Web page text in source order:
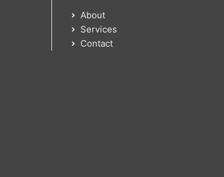
About
Services
Contact